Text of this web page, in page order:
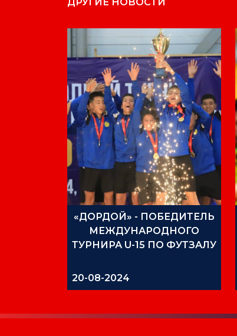
ДРУГИЕ НОВОСТИ
«ДОРДОЙ» - ПОБЕДИТЕЛЬ
МЕЖДУНАРОДНОГО
ТУРНИРА U-15 ПО ФУТЗАЛУ
20-08-2024